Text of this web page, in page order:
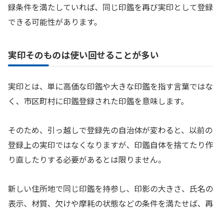
録条件を満たしていれば、同じ印鑑を再び実印として登録
できる可能性があります。
実印そのものは使い回せることが多い
実印とは、単に高価な印鑑や大きな印鑑を指す言葉ではな
く、市区町村に印鑑登録された印鑑を意味します。
そのため、引っ越しで登録先の自治体が変わると、以前の
登録上の実印ではなくなりますが、印鑑自体を捨てたり作
り直したりする必要があるとは限りません。
新しい住所地で同じ印鑑を持参し、印影の大きさ、氏名の
表示、材質、欠けや摩耗の状態などの条件を満たせば、再